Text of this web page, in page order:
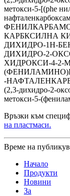
метокси-5-[(phe
КАРБКСИЛНА
ДИХИДРО-1Н-
ДИХИДРО-2-
ХИДРОКСИ-4-2-
-
(2,3-дихидро-2-
метокси-5-
Връзки към
на пластмаси.
Време на
Начало
Продукти
Новини
За